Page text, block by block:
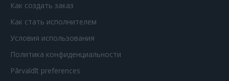
Как создать заказ
Как стать исполнителем
Условия использования
Политика конфиденциальности
Pārvaldīt preferences